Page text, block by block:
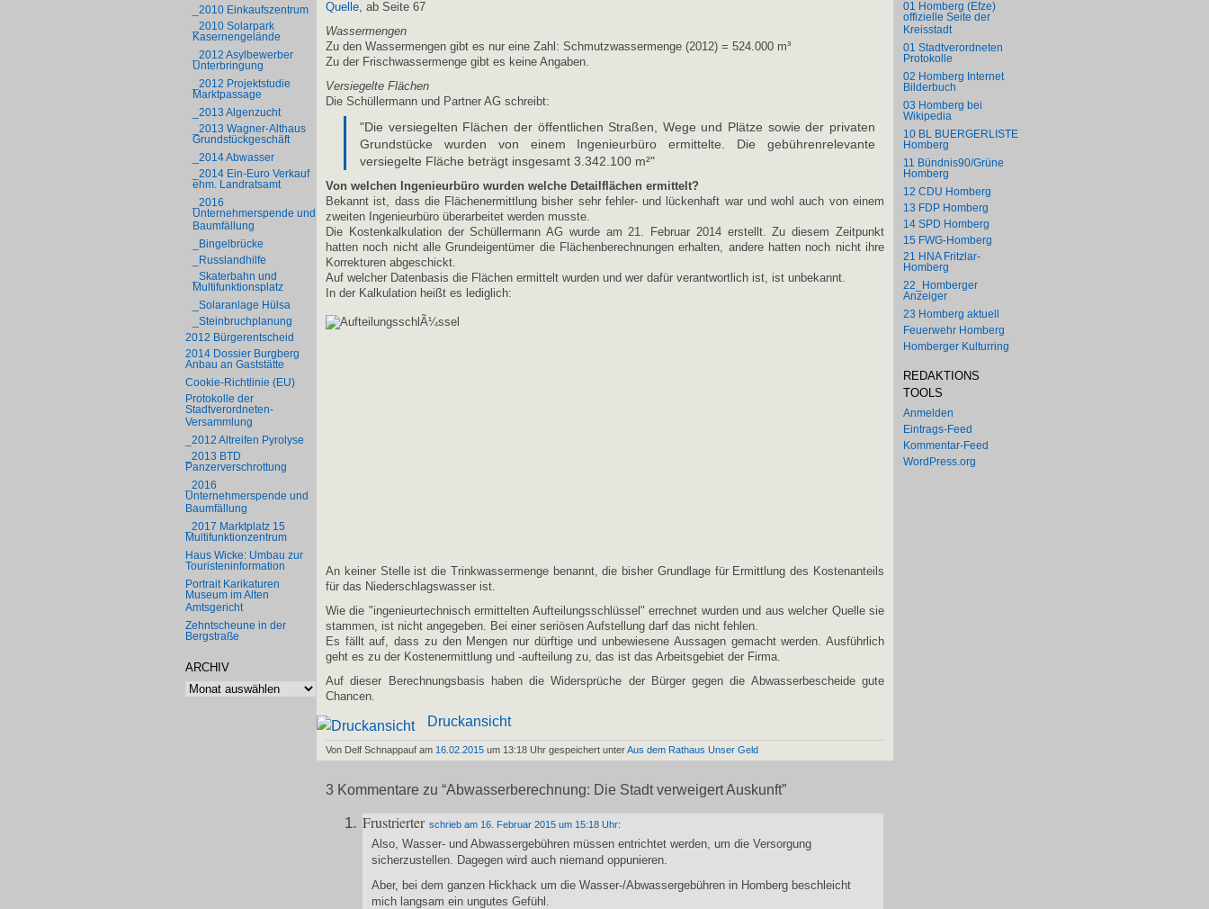
_2010 Einkaufszentrum
_2010 Solarpark
Kasernengelände
_2012 Asylbewerber
Unterbringung
_2012 Projektstudie
Marktpassage
_2013 Algenzucht
_2013 Wagner-Althaus
Grundstückgeschäft
_2014 Abwasser
_2014 Ein-Euro Verkauf
ehm. Landratsamt
_2016
Unternehmerspende und
Baumfällung
_Bingelbrücke
_Russlandhilfe
_Skaterbahn und
Multifunktionsplatz
_Solaranlage Hülsa
_Steinbruchplanung
2012 Bürgerentscheid
2014 Dossier Burgberg
Anbau an Gaststätte
Cookie-Richtlinie (EU)
Protokolle der
Stadtverordneten-
Versammlung
_2012 Altreifen Pyrolyse
_2013 BTD
Panzerverschrottung
_2016
Unternehmerspende und
Baumfällung
_2017 Marktplatz 15
Multifunktionzentrum
Haus Wicke: Umbau zur
Touristeninformation
Portrait Karikaturen
Museum im Alten
Amtsgericht
Zehntscheune in der
Bergstraße
ARCHIV
Archiv
Quelle, ab Seite 67
Wassermengen
Zu den Wassermengen gibt es nur eine Zahl: Schmutzwassermenge (2012) = 524.000 m³
Zu der Frischwassermenge gibt es keine Angaben.
Versiegelte Flächen
Die Schüllermann und Partner AG schreibt:
"Die versiegelten Flächen der öffentlichen Straßen, Wege und Plätze sowie der privaten
Grundstücke wurden von einem Ingenieurbüro ermittelte. Die gebührenrelevante
versiegelte Fläche beträgt insgesamt 3.342.100 m²"
Von welchen Ingenieurbüro wurden welche Detailflächen ermittelt?
Bekannt ist, dass die Flächenermittlung bisher sehr fehler- und lückenhaft war und wohl auch von einem
zweiten Ingenieurbüro überarbeitet werden musste.
Die Kostenkalkulation der Schüllermann AG wurde am 21. Februar 2014 erstellt. Zu diesem Zeitpunkt
hatten noch nicht alle Grundeigentümer die Flächenberechnungen erhalten, andere hatten noch nicht ihre
Korrekturen abgeschickt.
Auf welcher Datenbasis die Flächen ermittelt wurden und wer dafür verantwortlich ist, ist unbekannt.
In der Kalkulation heißt es lediglich:
An keiner Stelle ist die Trinkwassermenge benannt, die bisher Grundlage für Ermittlung des Kostenanteils
für das Niederschlagswasser ist.
Wie die "ingenieurtechnisch ermittelten Aufteilungsschlüssel" errechnet wurden und aus welcher Quelle sie
stammen, ist nicht angegeben. Bei einer seriösen Aufstellung darf das nicht fehlen.
Es fällt auf, dass zu den Mengen nur dürftige und unbewiesene Aussagen gemacht werden. Ausführlich
geht es zu der Kostenermittlung und -aufteilung zu, das ist das Arbeitsgebiet der Firma.
Auf dieser Berechnungsbasis haben die Widersprüche der Bürger gegen die Abwasserbescheide gute
Chancen.
Druckansicht
Von Delf Schnappauf am 16.02.2015 um 13:18 Uhr gespeichert unterAus dem Rathaus Unser Geld
3 Kommentare zu “Abwasserberechnung: Die Stadt verweigert Auskunft”
Frustrierter schrieb am 16. Februar 2015 um 15:18 Uhr:
Also, Wasser- und Abwassergebühren müssen entrichtet werden, um die Versorgung
sicherzustellen. Dagegen wird auch niemand oppunieren.
Aber, bei dem ganzen Hickhack um die Wasser-/Abwassergebühren in Homberg beschleicht
mich langsam ein ungutes Gefühl.
01 Homberg (Efze)
offizielle Seite der
Kreisstadt
01 Stadtverordneten
Protokolle
02 Homberg Internet
Bilderbuch
03 Homberg bei
Wikipedia
10 BL BUERGERLISTE
Homberg
11 Bündnis90/Grüne
Homberg
12 CDU Homberg
13 FDP Homberg
14 SPD Homberg
15 FWG-Homberg
21 HNA Fritzlar-
Homberg
22_Homberger
Anzeiger
23 Homberg aktuell
Feuerwehr Homberg
Homberger Kulturring
REDAKTIONS
TOOLS
Anmelden
Eintrags-Feed
Kommentar-Feed
WordPress.org